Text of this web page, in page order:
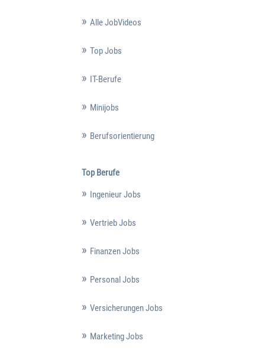
Alle JobVideos
Top Jobs
IT-Berufe
Minijobs
Berufsorientierung
Top Berufe
Ingenieur Jobs
Vertrieb Jobs
Finanzen Jobs
Personal Jobs
Versicherungen Jobs
Marketing Jobs